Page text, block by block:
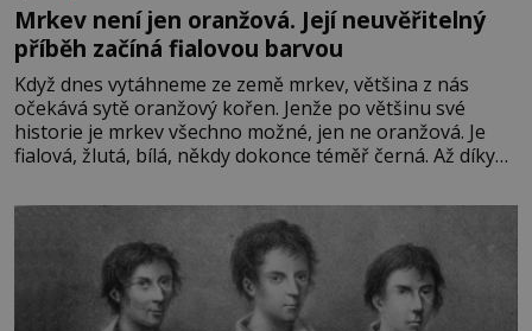
Mrkev není jen oranžová. Její neuvěřitelný
příběh začíná fialovou barvou
Když dnes vytáhneme ze země mrkev, většina z nás
očekává sytě oranžový kořen. Jenže po většinu své
historie je mrkev všechno možné, jen ne oranžová. Je
fialová, žlutá, bílá, někdy dokonce téměř černá. Až díky
bez které si českou zahradu ani nedokážeme představit.